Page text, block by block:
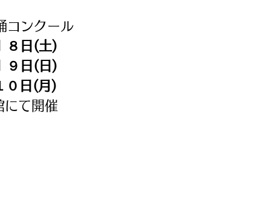
コンクール
８日(土)
９日(日)
０日(月)
にて開催